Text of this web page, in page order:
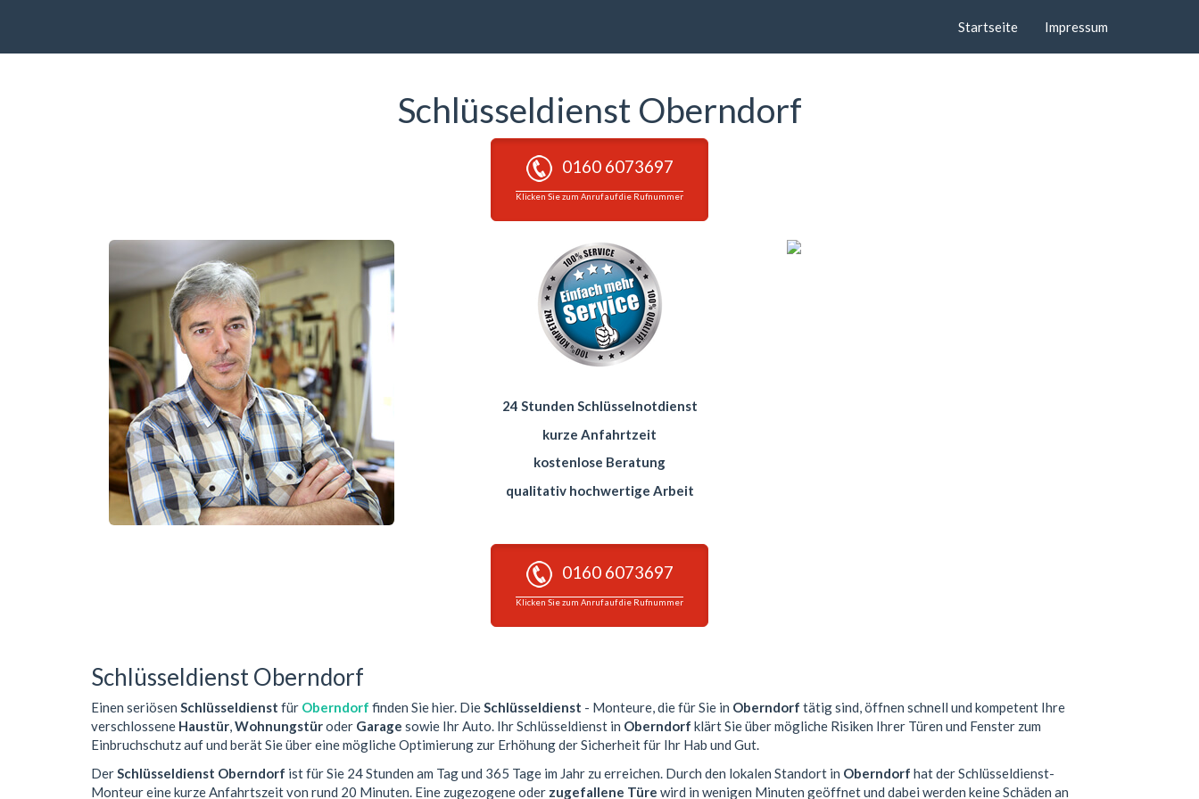
Startseite Impressum
Schlüsseldienst Oberndorf
0160 6073697
Klicken Sie zum Anruf auf die Rufnummer
24 Stunden Schlüsselnotdienst
kurze Anfahrtzeit
kostenlose Beratung
qualitativ hochwertige Arbeit
0160 6073697
Klicken Sie zum Anruf auf die Rufnummer
Schlüsseldienst Oberndorf
Einen seriösen Schlüsseldienst für Oberndorf finden Sie hier. DieSchlüsseldienst - Monteure, die für Sie in Oberndorf tätig sind, öffnen schnell und kompetent Ihre
verschlossene Haustür,Wohnungstüroder Garage sowie Ihr Auto. Ihr Schlüsseldienst in Oberndorf klärt Sie über mögliche Risiken Ihrer Türen und Fenster zum
Einbruchschutz auf und berät Sie über eine mögliche Optimierung zur Erhöhung der Sicherheit für Ihr Hab und Gut.
DerSchlüsseldienst Oberndorf ist für Sie 24 Stunden am Tag und 365 Tage im Jahr zu erreichen. Durch den lokalen Standort in Oberndorf hat der Schlüsseldienst-
Monteur eine kurze Anfahrtszeit von rund 20 Minuten. Eine zugezogene oder zugefallene Türe wird in wenigen Minuten geöffnet und dabei werden keine Schäden an